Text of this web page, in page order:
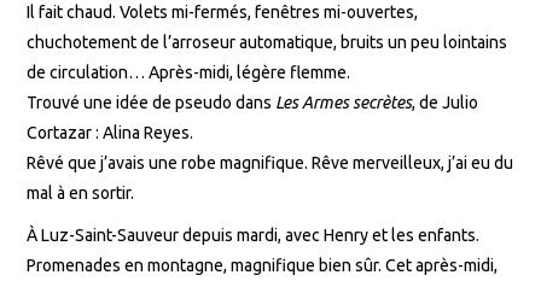
Il fait chaud. Volets mi-fermés, fenêtres mi-ouvertes,
chuchotement de l’arroseur automatique, bruits un peu lointains
de circulation… Après-midi, légère flemme.
Trouvé une idée de pseudo dans Les Armes secrètes, de Julio
Cortazar : Alina Reyes.
Rêvé que j’avais une robe magnifique. Rêve merveilleux, j’ai eu du
mal à en sortir.
À Luz-Saint-Sauveur depuis mardi, avec Henry et les enfants.
Promenades en montagne, magnifique bien sûr. Cet après-midi,